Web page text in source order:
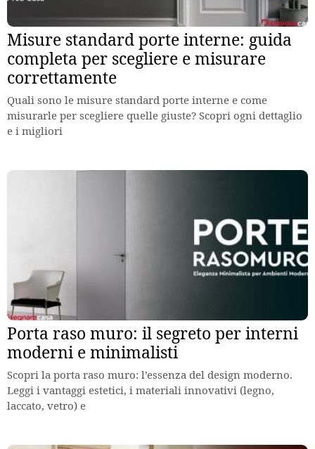
Misure standard porte interne: guida
completa per scegliere e misurare
correttamente
Quali sono le misure standard porte interne e come
misurarle per scegliere quelle giuste? Scopri ogni dettaglio
e i migliori
Porta raso muro: il segreto per interni
moderni e minimalisti
Scopri la porta raso muro: l’essenza del design moderno.
Leggi i vantaggi estetici, i materiali innovativi (legno,
laccato, vetro) e